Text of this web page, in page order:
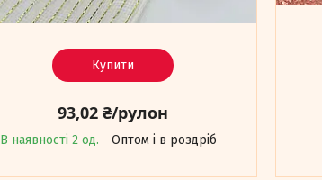
Купити
93,02 ₴/рулон
В наявності 2 од. Оптом і в роздріб